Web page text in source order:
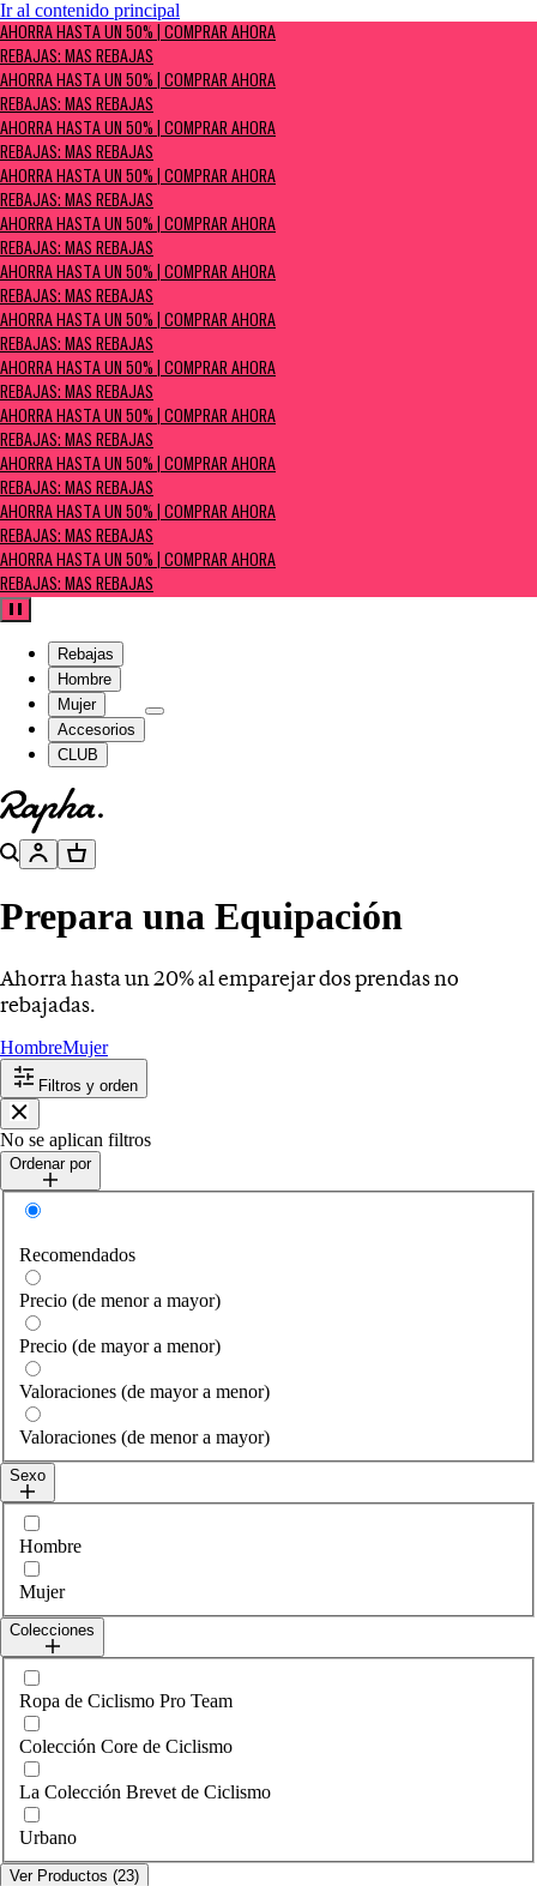
Ir al contenido principal
AHORRA HASTA UN 50% | Comprar ahora
Rebajas: MÁS REBAJAS
AHORRA HASTA UN 50% | COMPRAR AHORA
REBAJAS: MÁS REBAJAS
AHORRA HASTA UN 50% | COMPRAR AHORA
REBAJAS: MÁS REBAJAS
AHORRA HASTA UN 50% | COMPRAR AHORA
REBAJAS: MÁS REBAJAS
AHORRA HASTA UN 50% | COMPRAR AHORA
REBAJAS: MÁS REBAJAS
AHORRA HASTA UN 50% | COMPRAR AHORA
REBAJAS: MÁS REBAJAS
AHORRA HASTA UN 50% | COMPRAR AHORA
REBAJAS: MÁS REBAJAS
AHORRA HASTA UN 50% | COMPRAR AHORA
REBAJAS: MÁS REBAJAS
AHORRA HASTA UN 50% | COMPRAR AHORA
REBAJAS: MÁS REBAJAS
AHORRA HASTA UN 50% | COMPRAR AHORA
REBAJAS: MÁS REBAJAS
AHORRA HASTA UN 50% | COMPRAR AHORA
REBAJAS: MÁS REBAJAS
AHORRA HASTA UN 50% | COMPRAR AHORA
REBAJAS: MÁS REBAJAS
AHORRA HASTA UN 50% | COMPRAR AHORA
REBAJAS: MÁS REBAJAS
Pausa
Rebajas
Hombre
Mujer
Accesorios
CLUB
Ir a la página de inicio
BuscarCuentaCesta
Prepara una Equipación
Ahorra hasta un 20% al emparejar dos prendas no
rebajadas.
HombreMujer
Filtros y orden
Cerrar
No se aplican filtros
Ordenar por
Ordenar por
Recomendados
Precio (de menor a mayor)
Precio (de mayor a menor)
Valoraciones (de mayor a menor)
Valoraciones (de menor a mayor)
Sexo
Seleccionar gender
Hombre
Mujer
Colecciones
Seleccionar collections
Ropa de Ciclismo Pro Team
Colección Core de Ciclismo
La Colección Brevet de Ciclismo
Urbano
Ver Productos (23)